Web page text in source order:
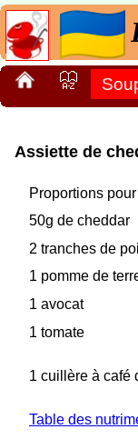
Assiette de
Proportions
50g de cheddar
2 tranches de
1 pomme de
1 avocat
1 tomate
1 cuillère à café
Table des